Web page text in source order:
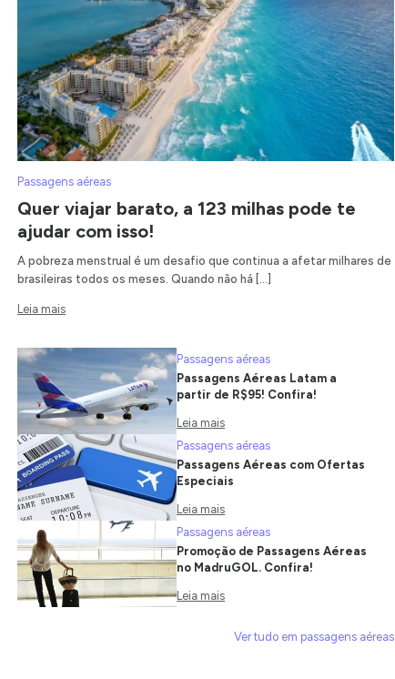
Passagens aéreas
Quer viajar barato, a 123 milhas pode te
ajudar com isso!
A pobreza menstrual é um desafio que continua a afetar milhares de
brasileiras todos os meses. Quando não há […]
Leia mais
Passagens aéreas
Passagens Aéreas Latam a
partir de R$95! Confira!
Leia mais
Passagens aéreas
Passagens Aéreas com Ofertas
Especiais
Leia mais
Passagens aéreas
Promoção de Passagens Aéreas
no MadruGOL. Confira!
Leia mais
Ver tudo em passagens aéreas